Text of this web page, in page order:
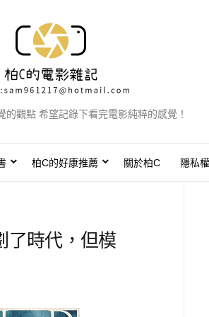
的觀點 希望記錄下看完電影純粹的感覺！
柏C的好康推薦 關於柏C 隱私
了時代，但模